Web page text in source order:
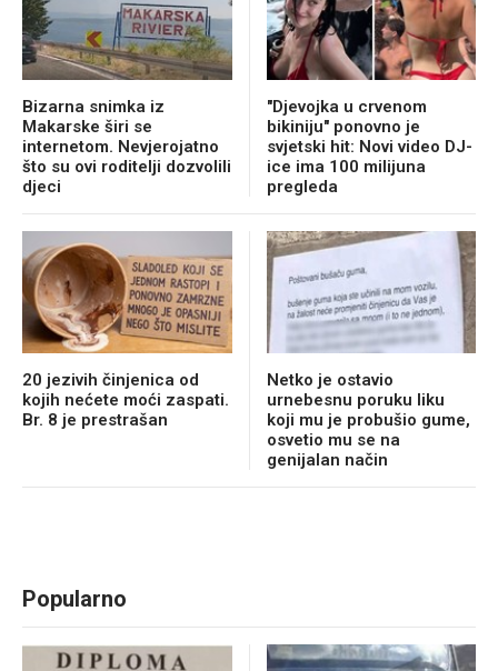
Bizarna snimka iz
Makarske širi se
internetom. Nevjerojatno
što su ovi roditelji dozvolili
djeci
"Djevojka u crvenom
bikiniju" ponovno je
svjetski hit: Novi video DJ-
ice ima 100 milijuna
pregleda
20 jezivih činjenica od
kojih nećete moći zaspati.
Br. 8 je prestrašan
Netko je ostavio
urnebesnu poruku liku
koji mu je probušio gume,
osvetio mu se na
genijalan način
Popularno